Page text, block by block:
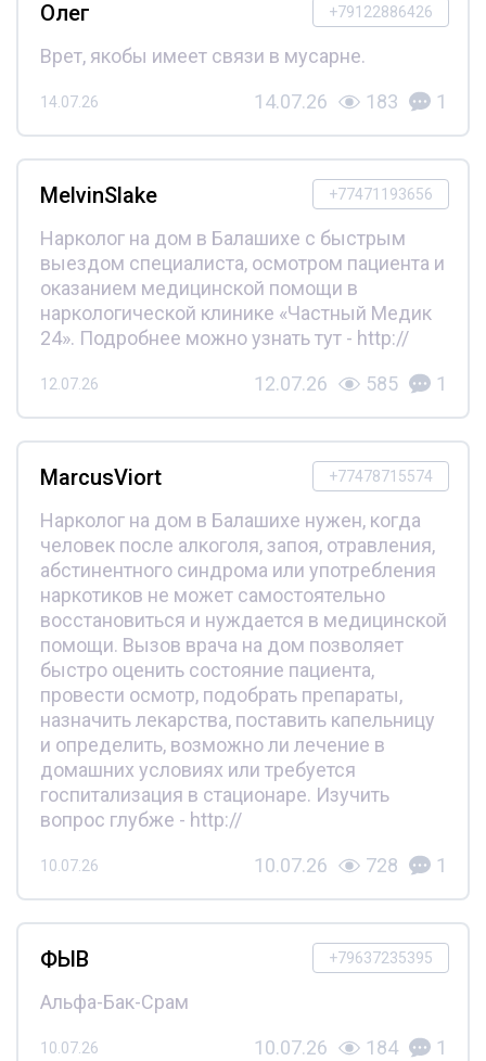
+79122886426
Олег
Врет, якобы имеет связи в мусарне.
14.07.26 14.07.26 183 1
+77471193656
MelvinSlake
Нарколог на дом в Балашихе с быстрым
выездом специалиста, осмотром пациента и
оказанием медицинской помощи в
наркологической клинике «Частный Медик
24». Подробнее можно узнать тут - http://
12.07.26 12.07.26 585 1
+77478715574
MarcusViort
Нарколог на дом в Балашихе нужен, когда
человек после алкоголя, запоя, отравления,
абстинентного синдрома или употребления
наркотиков не может самостоятельно
восстановиться и нуждается в медицинской
помощи. Вызов врача на дом позволяет
быстро оценить состояние пациента,
провести осмотр, подобрать препараты,
назначить лекарства, поставить капельницу
и определить, возможно ли лечение в
домашних условиях или требуется
госпитализация в стационаре. Изучить
вопрос глубже - http://
10.07.26 10.07.26 728 1
+79637235395
ФЫВ
Альфа-Бак-Срам
10.07.26 10.07.26 184 1